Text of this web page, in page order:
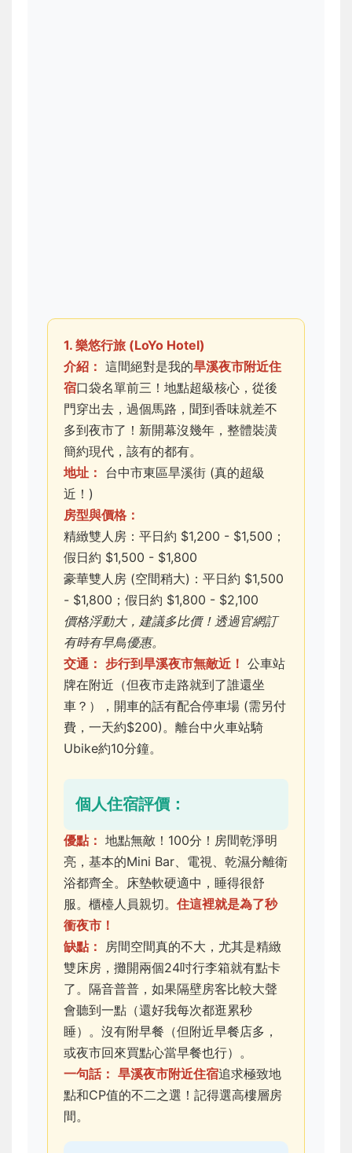
1. 樂悠行旅 (LoYo Hotel)
介紹： 這間絕對是我的旱溪夜市附近住
宿口袋名單前三！地點超級核心，從後
門穿出去，過個馬路，聞到香味就差不
多到夜市了！新開幕沒幾年，整體裝潢
簡約現代，該有的都有。
地址： 台中市東區旱溪街 (真的超級
近！)
房型與價格：
精緻雙人房：平日約 $1,200 - $1,500；
假日約 $1,500 - $1,800
豪華雙人房 (空間稍大)：平日約 $1,500
- $1,800；假日約 $1,800 - $2,100
價格浮動大，建議多比價！透過官網訂
有時有早鳥優惠。
交通： 步行到旱溪夜市無敵近！ 公車站
牌在附近（但夜市走路就到了誰還坐
車？），開車的話有配合停車場 (需另付
費，一天約$200)。離台中火車站騎
Ubike約10分鐘。
個人住宿評價：
優點： 地點無敵！100分！房間乾淨明
亮，基本的Mini Bar、電視、乾濕分離衛
浴都齊全。床墊軟硬適中，睡得很舒
服。櫃檯人員親切。 住這裡就是為了秒
衝夜市！
缺點：
房間空間真的不大，尤其是精緻
雙床房，攤開兩個24吋行李箱就有點卡
了。隔音普普，如果隔壁房客比較大聲
會聽到一點（還好我每次都逛累秒
睡）。沒有附早餐（但附近早餐店多，
或夜市回來買點心當早餐也行）。
一句話： 旱溪夜市附近住宿追求極致地
點和CP值的不二之選！記得選高樓層房
間。